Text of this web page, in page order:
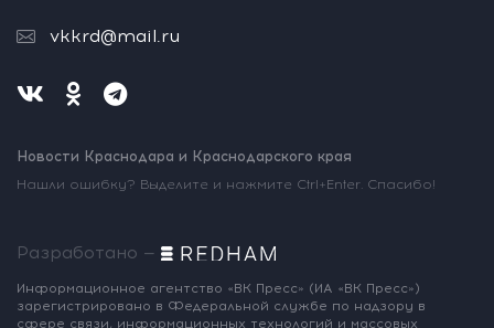
vkkrd@mail.ru
Новости Краснодара и Краснодарского края
Нашли ошибку? Выделите и нажмите Ctrl+Enter. Спасибо!
Разработано —
Информационное агентство «ВК Пресс» (ИА «ВК Пресс»)
зарегистрировано в Федеральной службе по надзору в
сфере связи, информационных технологий и массовых